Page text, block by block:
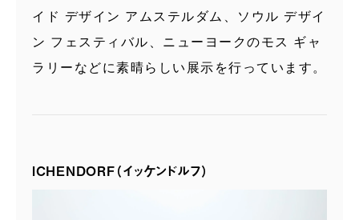
イド デザイン アムステルダム、ソウル デザイ
ン フェスティバル、ニューヨークのモス ギャ
ラリーなどに素晴らしい展示を行っています。
ICHENDORF（イッケンドルフ）